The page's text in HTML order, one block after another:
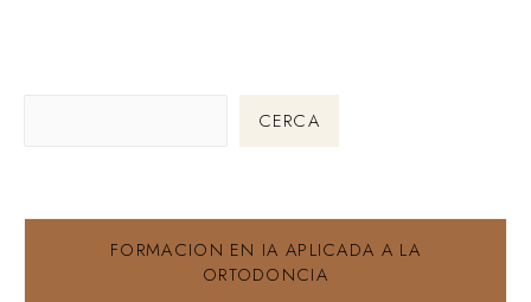
CERCA
FORMACION EN IA APLICADA A LA
ORTODONCIA